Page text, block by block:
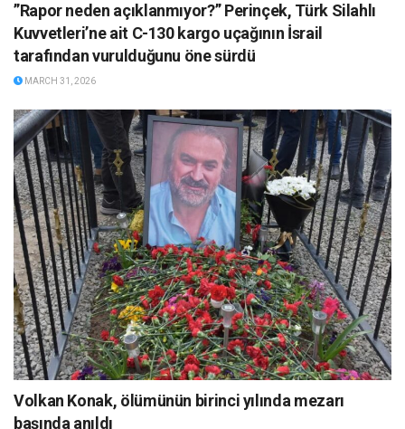
”Rapor neden açıklanmıyor?” Perinçek, Türk Silahlı
Kuvvetleri’ne ait C-130 kargo uçağının İsrail
tarafından vurulduğunu öne sürdü
MARCH 31, 2026
Volkan Konak, ölümünün birinci yılında mezarı
başında anıldı